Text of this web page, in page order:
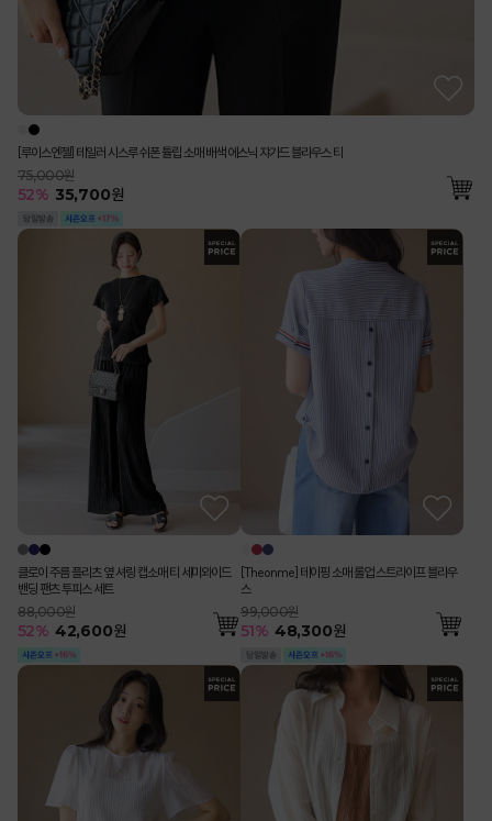
[루이스엔젤] 테일러 시스루 쉬폰 튤립 소매 배색 에스닉 쟈가드 블라우스 티
75,000원
52% 35,700원
클로이 주름 플리츠 옆 셔링 캡소매 티 세미와이드
밴딩 팬츠 투피스 세트
88,000원
52% 42,600원
[Theonme] 테이핑 소매 롤업 스트라이프 블라우
스
99,000원
51% 48,300원